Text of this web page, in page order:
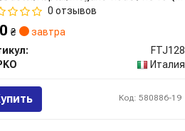
0 отзывов
₴
завтра
FTJ128
Италия
Код: 580886-19